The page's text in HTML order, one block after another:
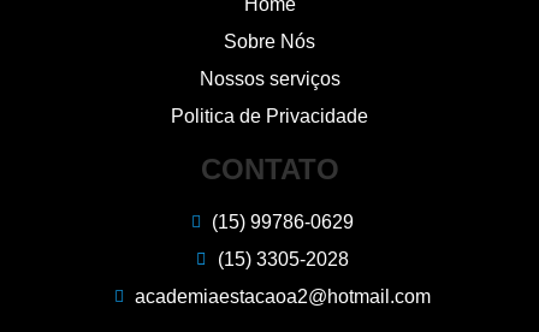
Home
Sobre Nós
Nossos serviços
Politica de Privacidade
CONTATO
(15) 99786-0629
(15) 3305-2028
academiaestacaoa2@hotmail.com